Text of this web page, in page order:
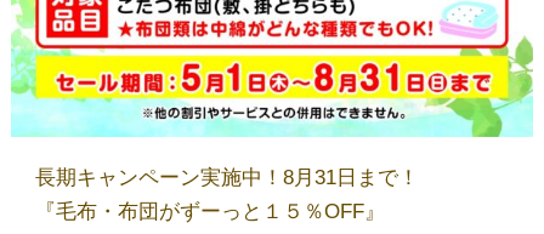
ブログ
お問い合わせ
代表あいさつ
長期キャンペーン実施中！8月31日まで！
『毛布・布団がずーっと１５％OFF』